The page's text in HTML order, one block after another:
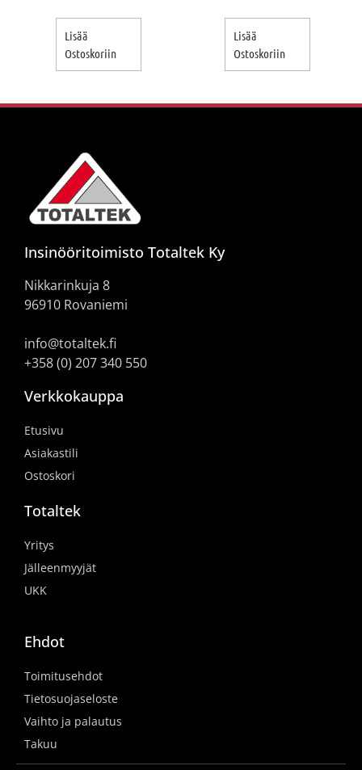
Lisää
Ostoskoriin
Lisää
Ostoskoriin
Insinööritoimisto Totaltek Ky
Nikkarinkuja 8
96910 Rovaniemi
info@totaltek.fi
+358 (0) 207 340 550
Verkkokauppa
Etusivu
Asiakastili
Ostoskori
Totaltek
Yritys
Jälleenmyyjät
UKK
Ehdot
Toimitusehdot
Tietosuojaseloste
Vaihto ja palautus
Takuu